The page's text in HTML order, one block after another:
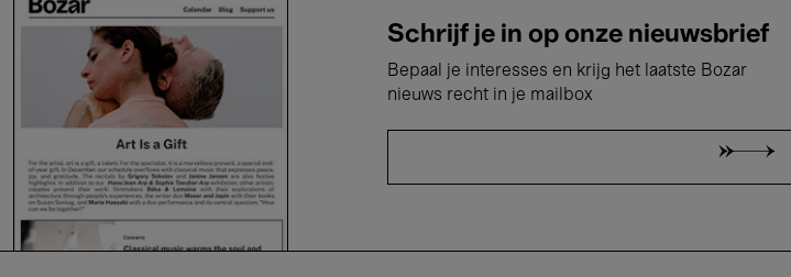
Schrijf je in op onze nieuwsbrief
Bepaal je interesses en krijg het laatste Bozar
nieuws recht in je mailbox